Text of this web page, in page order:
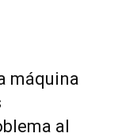
máquina
al